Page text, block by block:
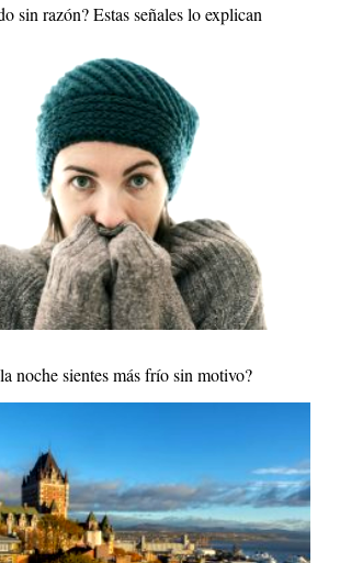
sin razón? Estas señales lo explican
noche sientes más frío sin motivo?